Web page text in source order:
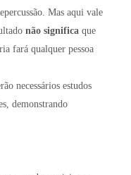
Mas aqui vale
não significa que
fará qualquer pessoa
necessários estudos
demonstrando